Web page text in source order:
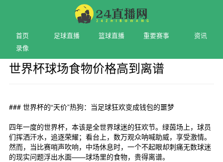
首页 足球直播 篮球直播 重要赛事
资讯
录像
世界杯球场食物价格高到离谱
### 世界杯的“天价”热狗：当足球狂欢变成钱包的噩梦
四年一度的世界杯，本该是全世界球迷的狂欢节。绿茵场上，球员
们挥洒汗水，追逐荣耀；看台上，数万观众呐喊助威，享受激情。
然而，当比赛哨声吹响，中场休息时，一个不起眼却刺痛无数球迷
的现实问题浮出水面——球场里的食物，贵得离谱。